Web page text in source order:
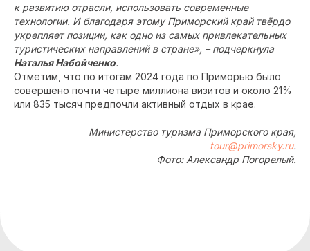
к развитию отрасли, использовать современные
технологии. И благодаря этому Приморский край твёрдо
укрепляет позиции, как одно из самых привлекательных
туристических направлений в стране», – подчеркнула
Наталья Набойченко.
Отметим, что по итогам 2024 года по Приморью было
совершено почти четыре миллиона визитов и около 21%
или 835 тысяч предпочли активный отдых в крае.
Министерство туризма Приморского края,
tour@primorsky.ru.
Фото: Александр Погорелый.